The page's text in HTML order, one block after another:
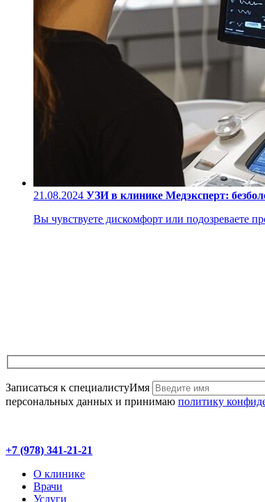
21.08.2024 УЗИ в клинике Медэксперт:
Вы чувствуете дискомфорт или подозреваете
Записаться к специалистуИмя
персональных данных и принимаю политику
+7 (978) 341-21-21
О клинике
Врачи
Услуги